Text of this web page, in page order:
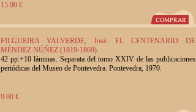
15.00 €
FILGUEIRA VALVERDE, José. EL CENTENARIO DE
MÉNDEZ NÚÑEZ (1819-1869).
42 pp.+10 láminas. Separata del tomo XXIV de las publicaciones
periódicas del Museo de Pontevedra. Pontevedra, 1970.
9.00 €